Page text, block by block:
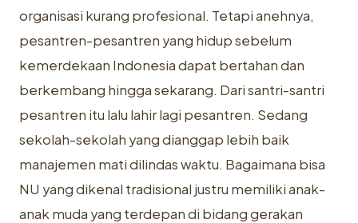
organisasi kurang profesional. Tetapi anehnya,
pesantren-pesantren yang hidup sebelum
kemerdekaan Indonesia dapat bertahan dan
berkembang hingga sekarang. Dari santri-santri
pesantren itu lalu lahir lagi pesantren. Sedang
sekolah-sekolah yang dianggap lebih baik
manajemen mati dilindas waktu. Bagaimana bisa
NU yang dikenal tradisional justru memiliki anak-
anak muda yang terdepan di bidang gerakan